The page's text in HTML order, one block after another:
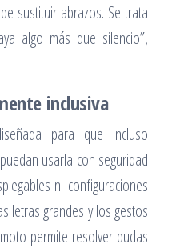
sustituir abrazos. Se trata
algo más que silencio”,
inclusiva
para que incluso
usarla con seguridad
ni configuraciones
letras grandes y los gestos
permite resolver dudas